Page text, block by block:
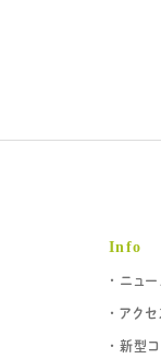
Info
ニュ
アクセ
新型